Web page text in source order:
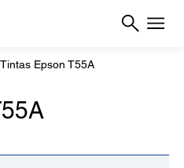
Tintas Epson T55A